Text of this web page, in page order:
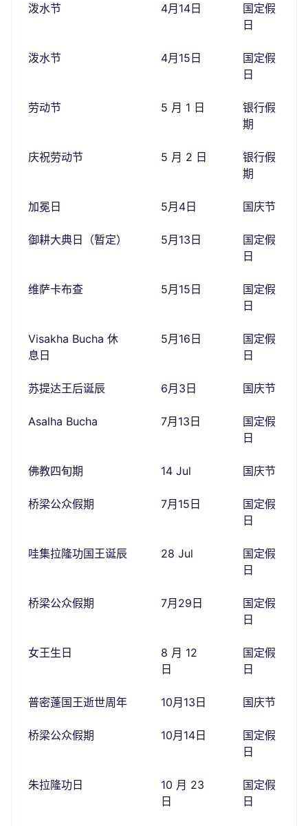
泼水节 4月14日
国定假
日
泼水节 4月15日
国定假
日
劳动节 5 月 1 日
银行假
期
庆祝劳动节 5 月 2 日
银行假
期
加冕日 5月4日 国庆节
御耕大典日（暂定） 5月13日
国定假
日
维萨卡布查 5月15日
国定假
日
Visakha Bucha 休
息日
5月16日
国定假
日
苏提达王后诞辰 6月3日 国庆节
Asalha Bucha 7月13日
国定假
日
佛教四旬期 14 Jul 国庆节
桥梁公众假期 7月15日
国定假
日
哇集拉隆功国王诞辰 28 Jul
国定假
日
桥梁公众假期 7月29日
国定假
日
女王生日
8 月 12
日
国定假
日
普密蓬国王逝世周年 10月13日 国庆节
桥梁公众假期 10月14日
国定假
日
朱拉隆功日
10 月 23
日
国定假
日